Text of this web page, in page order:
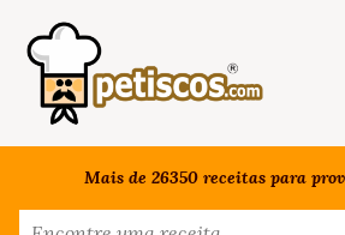
Mais de 26350 receitas para